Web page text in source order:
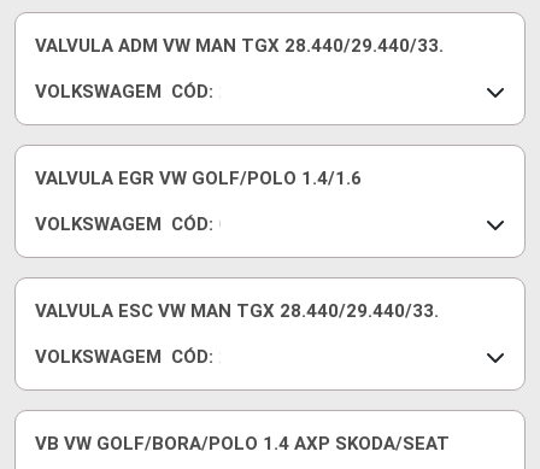
8
5
6
1
3
6
9
L
VALVULA ADM VW MAN TGX 28.440/29.440/33.
VOLKSWAGEM CÓD: 2
5
1
9
0
1
VALVULA EGR VW GOLF/POLO 1.4/1.6
VOLKSWAGEM CÓD: 0
6
1
1
1
8
VALVULA ESC VW MAN TGX 28.440/29.440/33.
VOLKSWAGEM CÓD: 2
5
1
VB VW GOLF/BORA/POLO 1.4 AXP SKODA/SEAT